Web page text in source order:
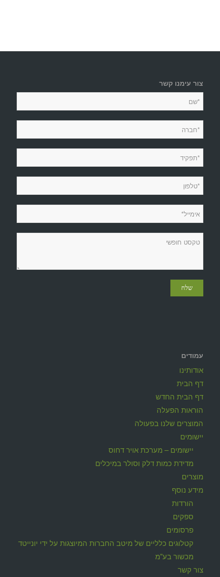
צור עימנו קשר
עמודים
אודותינו
דף הבית
דף הבית החדש
הוראות הפעלה
המוצרים שלנו בפעולה
יישומים
יישומים – מערכת אויר דחוס
מדידת כמות דלק וסולר במיכלים
מוצרים
מידע נוסף
הורדות
ספקים
פרסומים
קטלוגים כלליים של מיטב החברות המיוצגות על ידי יונייטד
מכשור בע"מ
צור קשר